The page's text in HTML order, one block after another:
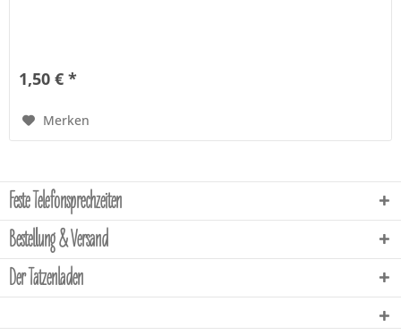
1,50 € *
Merken
Feste Telefonsprechzeiten
Bestellung & Versand
Der Tatzenladen